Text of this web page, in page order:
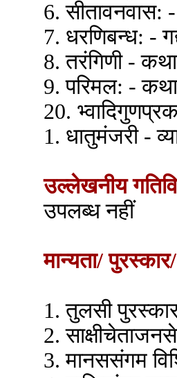
6. सीतावनवास:
7. धरणिबन्ध: -
8. तरंगिणी -
9. परिमल: -
20.
1. धातुमंजरी -
उल्लेखनीय
उपलब्ध नहीं
मान्यता/
1. तुलसी
2.
3. मानससंगम